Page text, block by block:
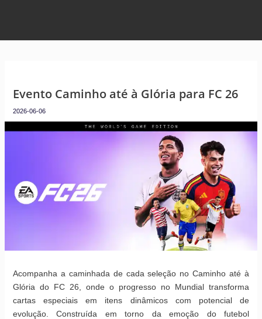
Evento Caminho até à Glória para FC 26
2026-06-06
Acompanha a caminhada de cada seleção no Caminho até à
Glória do FC 26, onde o progresso no Mundial transforma
cartas especiais em itens dinâmicos com potencial de
evolução. Construída em torno da emoção do futebol